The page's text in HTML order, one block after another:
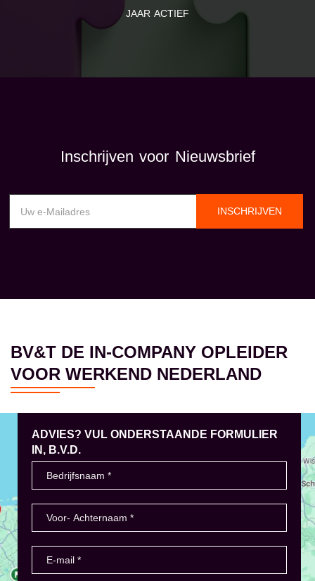
JAAR ACTIEF
Inschrijven voor Nieuwsbrief
INSCHRIJVEN
BV&T DE IN-COMPANY OPLEIDER
VOOR WERKEND NEDERLAND
ADVIES? VUL ONDERSTAANDE FORMULIER
IN, B.V.D.